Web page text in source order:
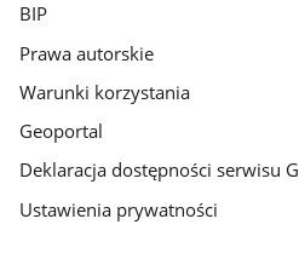
BIP
Prawa autorskie
Warunki korzystania
Geoportal
Deklaracja dostępności serwisu
Ustawienia prywatności